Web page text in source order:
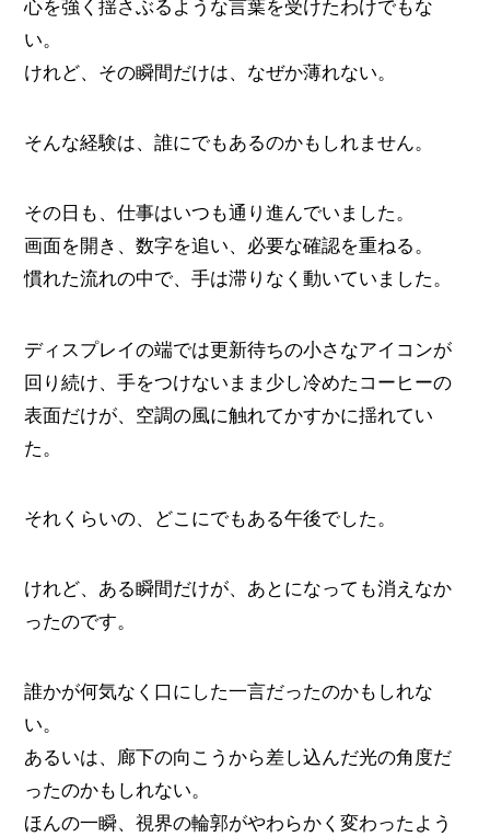
心を強く揺さぶるような言葉を受けたわけでもな
い。
けれど、その瞬間だけは、なぜか薄れない。
そんな経験は、誰にでもあるのかもしれません。
その日も、仕事はいつも通り進んでいました。
画面を開き、数字を追い、必要な確認を重ねる。
慣れた流れの中で、手は滞りなく動いていました。
ディスプレイの端では更新待ちの小さなアイコンが
回り続け、手をつけないまま少し冷めたコーヒーの
表面だけが、空調の風に触れてかすかに揺れてい
た。
それくらいの、どこにでもある午後でした。
けれど、ある瞬間だけが、あとになっても消えなか
ったのです。
誰かが何気なく口にした一言だったのかもしれな
い。
あるいは、廊下の向こうから差し込んだ光の角度だ
ったのかもしれない。
ほんの一瞬、視界の輪郭がやわらかく変わったよう